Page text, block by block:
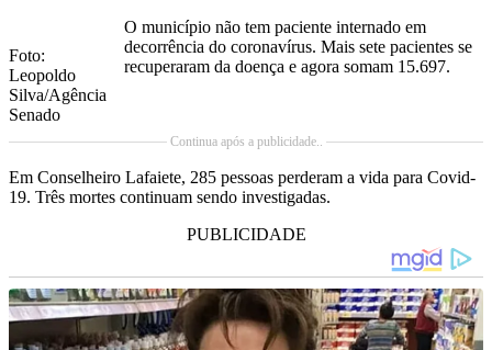
Foto:
Leopoldo
Silva/Agência
Senado
O município não tem paciente internado em
decorrência do coronavírus. Mais sete pacientes se
recuperaram da doença e agora somam 15.697.
Continua após a publicidade..
Em Conselheiro Lafaiete, 285 pessoas perderam a vida para Covid-
19. Três mortes continuam sendo investigadas.
PUBLICIDADE